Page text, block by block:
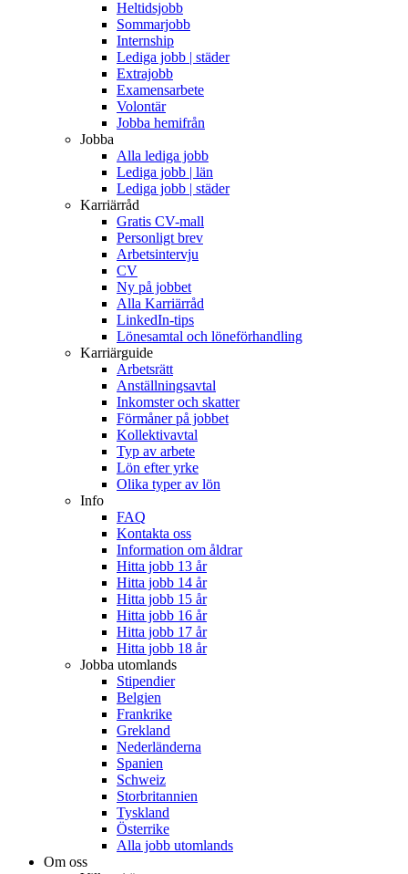
Heltidsjobb
Sommarjobb
Internship
Lediga jobb | städer
Extrajobb
Examensarbete
Volontär
Jobba hemifrån
Jobba
Alla lediga jobb
Lediga jobb | län
Lediga jobb | städer
Karriärråd
Gratis CV-mall
Personligt brev
Arbetsintervju
CV
Ny på jobbet
Alla Karriärråd
LinkedIn-tips
Lönesamtal och löneförhandling
Karriärguide
Arbetsrätt
Anställningsavtal
Inkomster och skatter
Förmåner på jobbet
Kollektivavtal
Typ av arbete
Lön efter yrke
Olika typer av lön
Info
FAQ
Kontakta oss
Information om åldrar
Hitta jobb 13 år
Hitta jobb 14 år
Hitta jobb 15 år
Hitta jobb 16 år
Hitta jobb 17 år
Hitta jobb 18 år
Jobba utomlands
Stipendier
Belgien
Frankrike
Grekland
Nederländerna
Spanien
Schweiz
Storbritannien
Tyskland
Österrike
Alla jobb utomlands
Om oss